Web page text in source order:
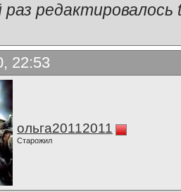
редактировалось
22:53
ольга20112011
Старожил